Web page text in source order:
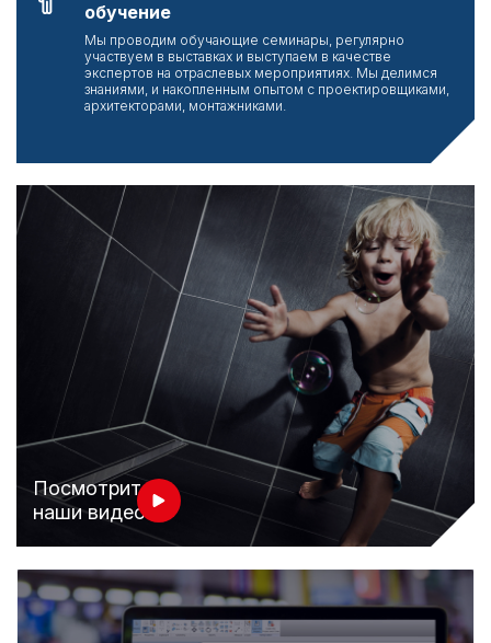
обучение
Мы проводим обучающие семинары, регулярно
участвуем в выставках и выступаем в качестве
экспертов на отраслевых мероприятиях. Мы делимся
знаниями, и накопленным опытом с проектировщиками,
архитекторами, монтажниками.
Посмотрите
наши видео